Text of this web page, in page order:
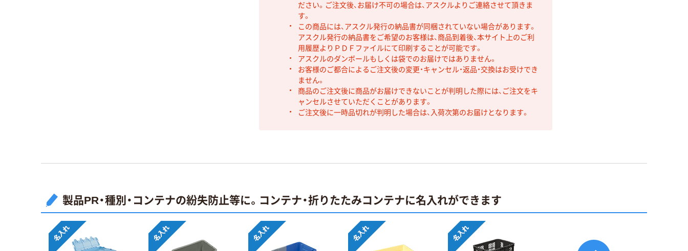
ださい。ご注文後、お届け不可の場合は、アスクルよりご連絡させて頂きま
す。
この商品には、アスクル発行の納品書が同梱されていない場合があります。
アスクル発行の納品書をご希望のお客様は、商品到着後、本サイト上のご利
用履歴よりＰＤＦファイルにて印刷することが可能です。
アスクルのダンボールもしくは袋でのお届けではありません。
お客様のご都合によるご注文後の変更・キャンセル・返品・交換はお受けでき
ません。
商品のご注文後に商品がお届けできないことが判明した際には、ご注文をキ
ャンセルさせていただくことがあります。
ご注文後に一時品切れが判明した場合は、入荷次第のお届けとなります。
製品PR・種別・コンテナの紛失防止等に。コンテナ・折りたたみコンテナに名入れができます